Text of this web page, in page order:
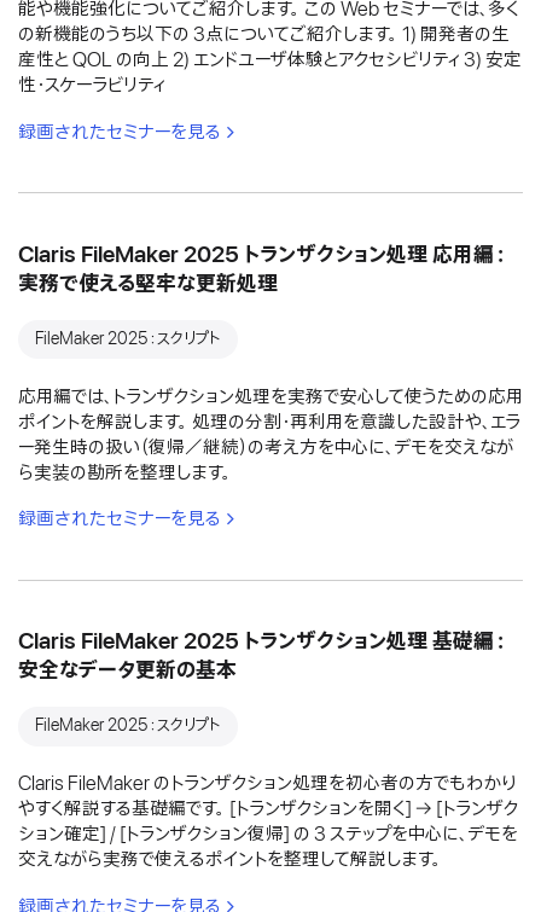
能や機能強化についてご紹介します。 この Web セミナーでは、多く
の新機能のうち以下の 3点についてご紹介します。 1) 開発者の生
産性と QOL の向上 2) エンドユーザ体験とアクセシビリティ 3) 安定
性・スケーラビリティ
録画されたセミナーを見る
Claris FileMaker 2025 トランザクション処理 応用編：
実務で使える堅牢な更新処理
FileMaker 2025：スクリプト
応用編では、トランザクション処理を実務で安心して使うための応用
ポイントを解説します。 処理の分割・再利用を意識した設計や、エラ
ー発生時の扱い（復帰／継続）の考え方を中心に、デモを交えなが
ら実装の勘所を整理します。
録画されたセミナーを見る
Claris FileMaker 2025 トランザクション処理 基礎編：
安全なデータ更新の基本
FileMaker 2025：スクリプト
Claris FileMaker のトランザクション処理を初心者の方でもわかり
やすく解説する基礎編です。 [トランザクションを開く] → [トランザク
ション確定] / [トランザクション復帰] の 3 ステップを中心に、デモを
交えながら実務で使えるポイントを整理して解説します。
録画されたセミナーを見る